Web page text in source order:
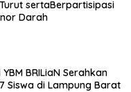
sertaBerpartisipasi
Darah
BRILiaN Serahkan
Siswa di Lampung Barat